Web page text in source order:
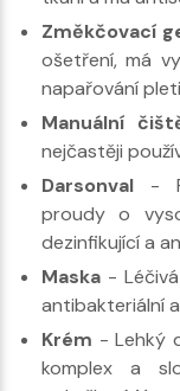
Změkčovací
ošetření, má
napařování
Manuální
nejčastěji
Darsonval -
proudy o
dezinfikující a
Maska -
antibakteriální
Krém - Lehký
komplex a